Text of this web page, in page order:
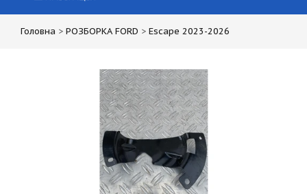
Головна > РОЗБОРКА FORD > Escape 2023-2026